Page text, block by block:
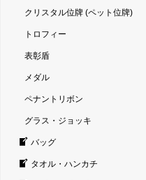
クリスタル位牌 (ペット位牌)
トロフィー
表彰盾
メダル
ペナントリボン
グラス・ジョッキ
バッグ
タオル・ハンカチ